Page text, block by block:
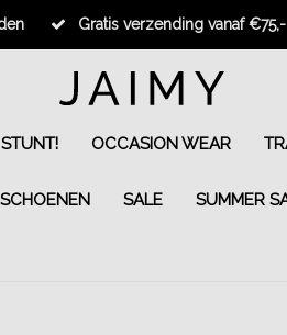
Gratis verzending vanaf €75,-
STUNT! OCCASION WEAR
SCHOENEN SALE SUMMER